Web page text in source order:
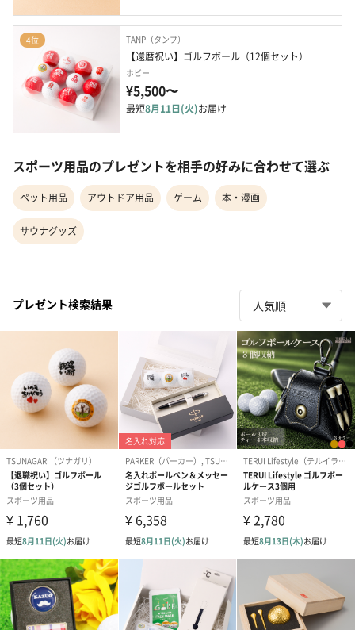
4位 TANP（タンプ）
【還暦祝い】ゴルフボール（12個セット）
ホビー
¥5,500〜
最短8月11日(火)お届け
スポーツ用品のプレゼントを相手の好みに合わせて選ぶ
ペット用品 アウトドア用品 ゲーム 本・漫画
サウナグッズ
プレゼント検索結果